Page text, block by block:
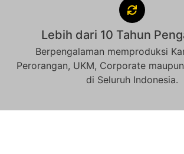
Lebih dari 10 Tahun
Berpengalaman memproduksi
Perorangan, UKM, Corporate
di Seluruh Indonesia.